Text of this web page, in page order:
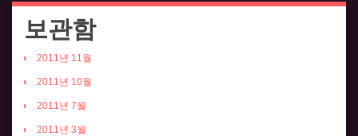
보관함
2011년 11월
2011년 10월
2011년 7월
2011년 3월